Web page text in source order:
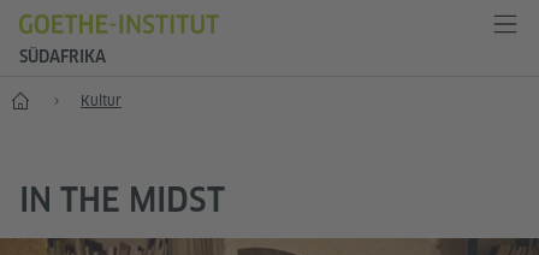
SÜDAFRIKA
Start Kultur
IN THE MIDST